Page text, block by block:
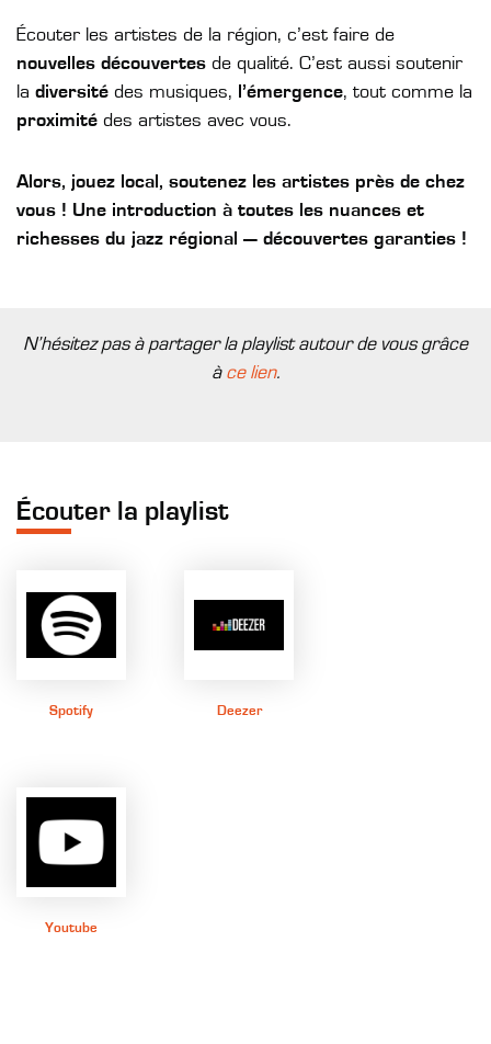
Écouter les artistes de la région, c’est faire de
nouvelles découvertes de qualité. C’est aussi soutenir
la diversité des musiques, l’émergence, tout comme la
proximité des artistes avec vous.
Alors, jouez local, soutenez les artistes près de chez
vous ! Une introduction à toutes les nuances et
richesses du jazz régional — découvertes garanties !
N’hésitez pas à partager la playlist autour de vous grâce
à ce lien.
Écouter la playlist
Spotify Deezer
Youtube